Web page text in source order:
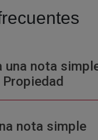
una nota
nota simple